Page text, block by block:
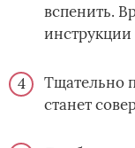
вспенить.
инструкции
Тщательно
станет